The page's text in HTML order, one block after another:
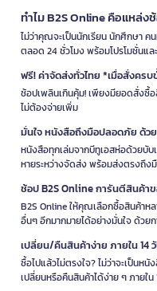
ทำไม B2S Online คือแหล่
ไม่ว่าคุณจะเป็นนักเรียน นักศึกษา
ตลอด 24 ชั่วโมง พร้อมโปรโมชั่นแ
ฟรี! ค่าจัดส่งทั่วไทย *เมื่อสั่งคร
ช้อปเพลินเกินคุ้ม! เพียงมียอดสั่งซื้
ไม่ต้องจ่ายเพิ่ม
มั่นใจ หนังสือถึงมือปลอดภัย ด้ว
หนังสือทุกเล่มจากบีทูเอสห่อด้วยบับ
หายระหว่างจัดส่ง พร้อมส่งตรงถึ
ช้อป B2S Online การันตีสินค้า
B2S Online ให้คุณเลือกซื้อสินค้าหล
อื่นๆ อีกมากมายได้อย่างมั่นใจ ด้วย
เปลี่ยน/คืนสินค้าง่าย ภายใน 14
ซื้อไปแล้วไม่ตรงใจ? ไม่ว่าจะเป็น
เปลี่ยนหรือคืนสินค้าได้ง่าย ๆ ภายใ